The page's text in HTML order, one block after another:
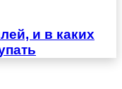
и в каких